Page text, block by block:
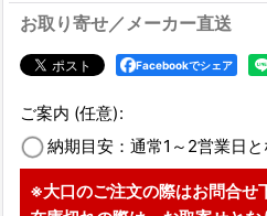
お取り寄せ／メーカー直送
Facebookでシェア
ご案内 (任意):
納期目安：通常1～2営業日
※大口のご注文の際はお問合せ